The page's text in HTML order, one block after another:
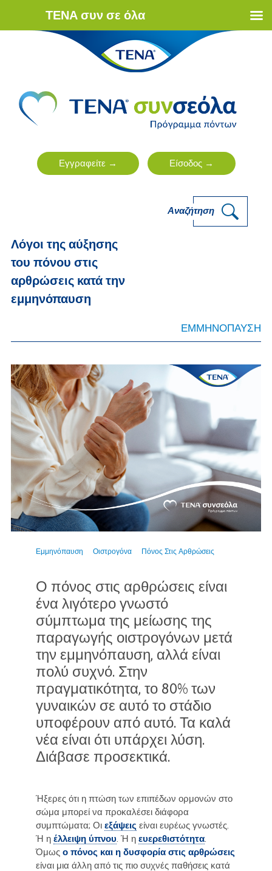
Αναζήτηση
Λόγοι της αύξησης
του πόνου στις
αρθρώσεις κατά την
εμμηνόπαυση
ΕΜΜΗΝΟΠΑΥΣΗ
Εμμηνόπαυση Οιστρογόνα Πόνος Στις Αρθρώσεις
Ο πόνος στις αρθρώσεις είναι
ένα λιγότερο γνωστό
σύμπτωμα της μείωσης της
παραγωγής οιστρογόνων μετά
την εμμηνόπαυση, αλλά είναι
πολύ συχνό. Στην
πραγματικότητα, το 80% των
γυναικών σε αυτό το στάδιο
υποφέρουν από αυτό. Τα καλά
νέα είναι ότι υπάρχει λύση.
Διάβασε προσεκτικά.
Ήξερες ότι η πτώση των επιπέδων ορμονών στο
σώμα μπορεί να προκαλέσει διάφορα
συμπτώματα; Οιεξάψεις είναι ευρέως γνωστές.
Ή ηέλλειψη ύπνου . Ή ηευερεθιστότητα
Όμωςο πόνος και η δυσφορία στις αρθρώσεις
είναι μια άλλη από τις πιο συχνές παθήσεις κατά
ΤΕΝΑ συν σε όλα